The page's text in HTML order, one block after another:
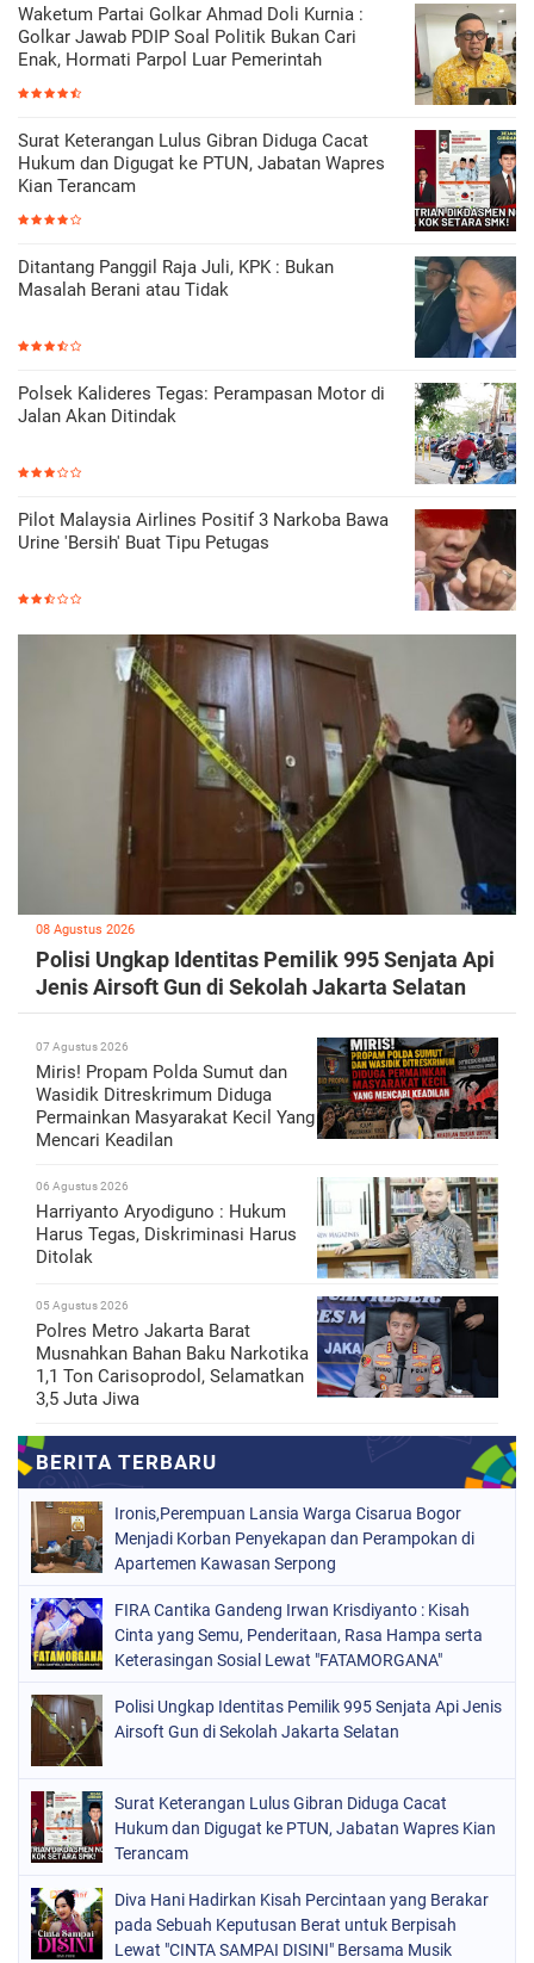
Waketum Partai Golkar Ahmad Doli Kurnia :
Golkar Jawab PDIP Soal Politik Bukan Cari
Enak, Hormati Parpol Luar Pemerintah
Surat Keterangan Lulus Gibran Diduga Cacat
Hukum dan Digugat ke PTUN, Jabatan Wapres
Kian Terancam
Ditantang Panggil Raja Juli, KPK : Bukan
Masalah Berani atau Tidak
Polsek Kalideres Tegas: Perampasan Motor di
Jalan Akan Ditindak
Pilot Malaysia Airlines Positif 3 Narkoba Bawa
Urine 'Bersih' Buat Tipu Petugas
08 Agustus 2026
Polisi Ungkap Identitas Pemilik 995 Senjata Api
Jenis Airsoft Gun di Sekolah Jakarta Selatan
07 Agustus 2026
Miris! Propam Polda Sumut dan
Wasidik Ditreskrimum Diduga
Permainkan Masyarakat Kecil Yang
Mencari Keadilan
06 Agustus 2026
Harriyanto Aryodiguno : Hukum
Harus Tegas, Diskriminasi Harus
Ditolak
05 Agustus 2026
Polres Metro Jakarta Barat
Musnahkan Bahan Baku Narkotika
1,1 Ton Carisoprodol, Selamatkan
3,5 Juta Jiwa
Ironis,Perempuan Lansia Warga Cisarua Bogor
Menjadi Korban Penyekapan dan Perampokan di
Apartemen Kawasan Serpong
FIRA Cantika Gandeng Irwan Krisdiyanto : Kisah
Cinta yang Semu, Penderitaan, Rasa Hampa serta
Keterasingan Sosial Lewat "FATAMORGANA"
Polisi Ungkap Identitas Pemilik 995 Senjata Api Jenis
Airsoft Gun di Sekolah Jakarta Selatan
Surat Keterangan Lulus Gibran Diduga Cacat
Hukum dan Digugat ke PTUN, Jabatan Wapres Kian
Terancam
Diva Hani Hadirkan Kisah Percintaan yang Berakar
pada Sebuah Keputusan Berat untuk Berpisah
Lewat "CINTA SAMPAI DISINI" Bersama Musik